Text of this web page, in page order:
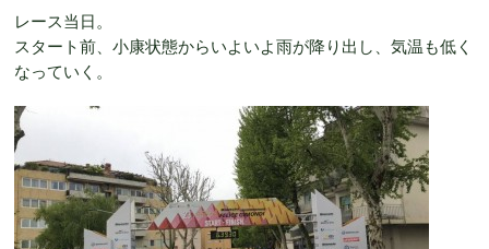
レース当日。
スタート前、小康状態からいよいよ雨が降り出し、気温も低く
なっていく。